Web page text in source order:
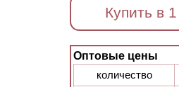
Купить в
Оптовые цены
количество